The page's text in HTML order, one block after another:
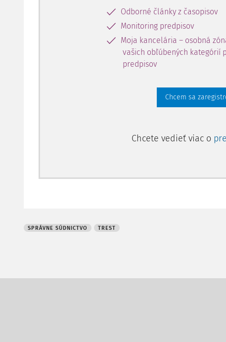
Odborné články z časopisov
Monitoring predpisov
Moja kancelária – osobná
vašich obľúbených kategórií
predpisov
Chcem sa
Chcete vedieť viac o
SPRÁVNE SÚDNICTVO TREST